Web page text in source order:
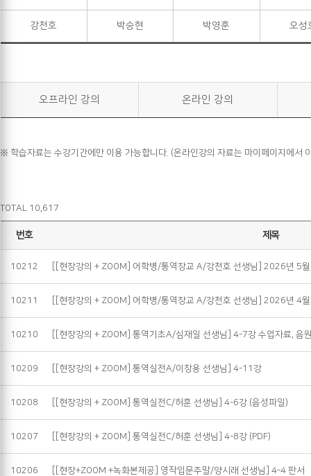
기
강천호 박승현 박영훈 오성
오프라인 강의 온라인 강의
※ 학습자료는 수강기간에만 이용 가능합니다. (온라인강의 자료는 마이페이지에서
TOTAL 10,617
번호 제목
10212 [[현장강의 + ZOOM] 어학병/통역장교 A/강천호 선생님] 2026년 5
10211 [[현장강의 + ZOOM] 어학병/통역장교 A/강천호 선생님] 2026년 4
10210 [[현장강의 + ZOOM] 통역기초A/심재일 선생님] 4-7강 수업자료, 음
10209 [[현장강의 + ZOOM] 통역실전A/이창용 선생님] 4-11강
10208 [[현장강의 + ZOOM] 통역실전C/허훈 선생님] 4-6강 (음성파일)
10207 [[현장강의 + ZOOM] 통역실전C/허훈 선생님] 4-8강 (PDF)
10206 [[현장+ZOOM +녹화본제공] 영작입문주말/양시래 선생님] 4-4 판서